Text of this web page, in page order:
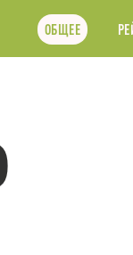
ОБЩЕЕ